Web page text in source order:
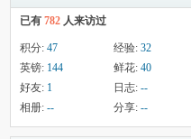
已有 782 人来访过
积分: 47 经验: 32
英镑: 144 鲜花: 40
好友: 1 日志: --
相册: -- 分享: --